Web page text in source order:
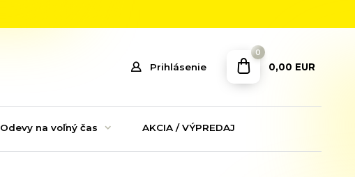
Prihlásenie
0
0,00 EUR
Odevy na voľný čas AKCIA / VÝPREDAJ